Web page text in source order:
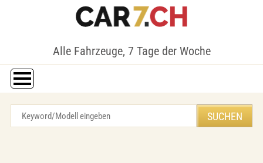
Alle Fahrzeuge, 7 Tage der Woche